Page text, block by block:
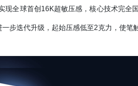
全球首创16K超敏压感，核心技术完全
步迭代升级，起始压感低至2克力，使